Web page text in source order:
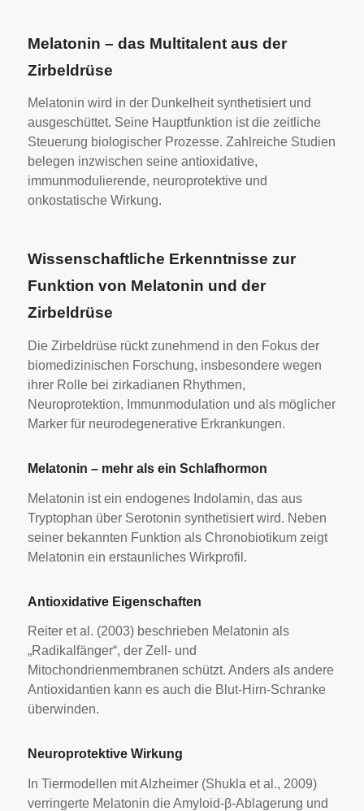
Melatonin – das Multitalent aus der
Zirbeldrüse
Melatonin wird in der Dunkelheit synthetisiert und
ausgeschüttet. Seine Hauptfunktion ist die zeitliche
Steuerung biologischer Prozesse. Zahlreiche Studien
belegen inzwischen seine antioxidative,
immunmodulierende, neuroprotektive und
onkostatische Wirkung.
Wissenschaftliche Erkenntnisse zur
Funktion von Melatonin und der
Zirbeldrüse
Die Zirbeldrüse rückt zunehmend in den Fokus der
biomedizinischen Forschung, insbesondere wegen
ihrer Rolle bei zirkadianen Rhythmen,
Neuroprotektion, Immunmodulation und als möglicher
Marker für neurodegenerative Erkrankungen.
Melatonin – mehr als ein Schlafhormon
Melatonin ist ein endogenes Indolamin, das aus
Tryptophan über Serotonin synthetisiert wird. Neben
seiner bekannten Funktion als Chronobiotikum zeigt
Melatonin ein erstaunliches Wirkprofil.
Antioxidative Eigenschaften
Reiter et al. (2003) beschrieben Melatonin als
„Radikalfänger“, der Zell- und
Mitochondrienmembranen schützt. Anders als andere
Antioxidantien kann es auch die Blut-Hirn-Schranke
überwinden.
Neuroprotektive Wirkung
In Tiermodellen mit Alzheimer (Shukla et al., 2009)
verringerte Melatonin die Amyloid-β-Ablagerung und